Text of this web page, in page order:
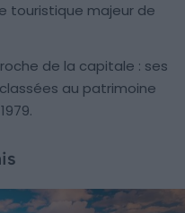
touristique majeur de
de la capitale : ses
au patrimoine